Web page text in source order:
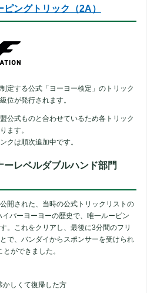
ングトリック（2A）
定する公式「ヨーヨー検定」のトリック
位が発行されます。
公式ものと合わせているため各トリック
ます。
クは順次追加中です。
レベルダブルハンド部門
開された、当時の公式トリックリストの
パーヨーヨーの歴史で、唯一ルーピン
。これをクリアし、最後に3分間のフリ
で、バンダイからスポンサーを受けられ
ができました。
かしくて復帰した方